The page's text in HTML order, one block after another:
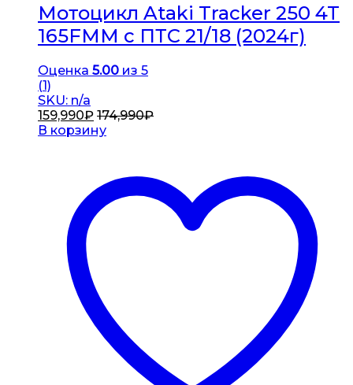
Мотоцикл Ataki Tracker 250 4T
165FMM с ПТС 21/18 (2024г)
Оценка 5.00 из 5
(1)
SKU: n/a
159,990₽ 174,990₽
В корзину